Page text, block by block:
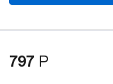
797 Р